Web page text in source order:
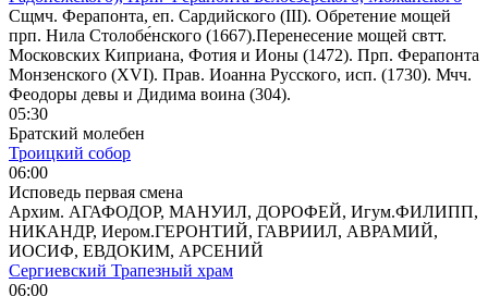
Сщмч. Ферапонта, еп. Сардийского (III). Обретение мощей
прп. Нила Столобе́нского (1667).Перенесение мощей свтт.
Московских Киприана, Фотия и Ионы (1472). Прп. Ферапонта
Монзенского (XVI). Прав. Иоанна Русского, исп. (1730). Мчч.
Феодоры девы и Дидима воина (304).
05:30
Братский молебен
Троицкий собор
06:00
Исповедь первая смена
Архим. АГАФОДОР, МАНУИЛ, ДОРОФЕЙ, Игум.ФИЛИПП,
НИКАНДР, Иером.ГЕРОНТИЙ, ГАВРИИЛ, АВРАМИЙ,
ИОСИФ, ЕВДОКИМ, АРСЕНИЙ
Сергиевский Трапезный храм
06:00